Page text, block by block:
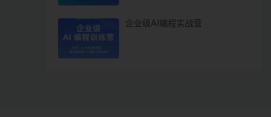
企业级AI编程实战营